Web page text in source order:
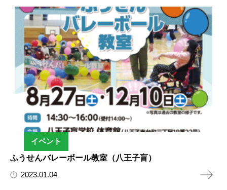
イベント
ふうせんバレーボール教室（八王子盲）
2023.01.04